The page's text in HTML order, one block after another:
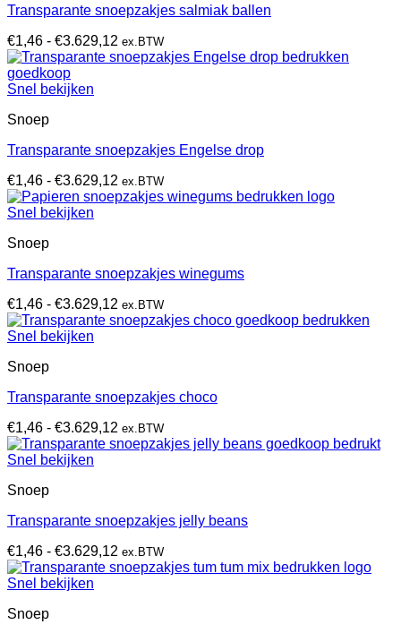
Transparante snoepzakjes salmiak ballen
€1,46 - €3.629,12 Prijsklasse:
€1,46
ex.BTW
Snel bekijken
Snoep
Transparante snoepzakjes Engelse drop
€1,46 - €3.629,12 Prijsklasse:
€1,46
ex.BTW
Snel bekijken
Snoep
Transparante snoepzakjes winegums
€1,46 - €3.629,12 Prijsklasse:
€1,46
ex.BTW
Snel bekijken
Snoep
Transparante snoepzakjes choco
€1,46 - €3.629,12 Prijsklasse:
€1,46
ex.BTW
Snel bekijken
Snoep
Transparante snoepzakjes jelly beans
€1,46 - €3.629,12 Prijsklasse:
€1,46
ex.BTW
Snel bekijken
Snoep